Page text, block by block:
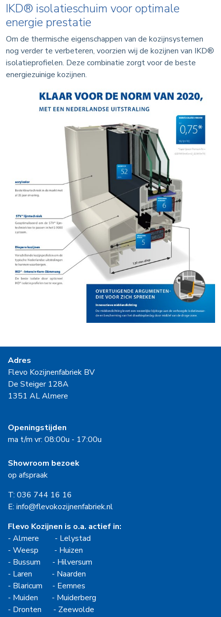
IKD® isolatieschuim voor optimale
energie prestatie
Om de thermische eigenschappen van de kozijnsystemen
nog verder te verbeteren, voorzien wij de kozijnen van IKD®
isolatieprofielen. Deze combinatie zorgt voor de beste
energiezuinige kozijnen.
Adres
Flevo Kozijnenfabriek BV
De Steiger 128A
1351 AL Almere
Openingstijden
ma t/m vr: 08:00u - 17:00u
Showroom bezoek
op afspraak
T: 036 744 16 16
E: info@flevokozijnenfabriek.nl
Flevo Kozijnen is o.a. actief in:
- Almere - Lelystad
- Weesp - Huizen
- Bussum - Hilversum
- Laren - Naarden
- Blaricum - Eemnes
- Muiden - Muiderberg
- Dronten - Zeewolde